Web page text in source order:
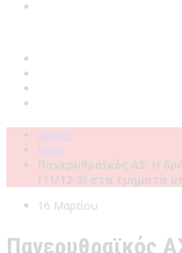
Αρχική
Main
Πανερυθραϊκός ΑΣ: Η
(11/12-3) στα τμήματα
16 Μαρτίου
Πανερυθραϊκός